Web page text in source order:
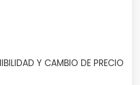
Y CAMBIO DE PRECIO